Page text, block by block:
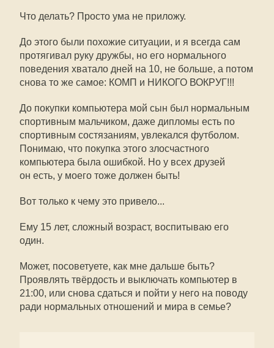
Что делать? Просто ума не приложу.
До этого были похожие ситуации, и я всегда сам
протягивал руку дружбы, но его нормального
поведения хватало дней на 10, не больше, а потом
снова то же самое: КОМП и НИКОГО ВОКРУГ!!!
До покупки компьютера мой сын был нормальным
спортивным мальчиком, даже дипломы есть по
спортивным состязаниям, увлекался футболом.
Понимаю, что покупка этого злосчастного
компьютера была ошибкой. Но у всех друзей
он есть, у моего тоже должен быть!
Вот только к чему это привело...
Ему 15 лет, сложный возраст, воспитываю его
один.
Может, посоветуете, как мне дальше быть?
Проявлять твёрдость и выключать компьютер в
21:00, или снова сдаться и пойти у него на поводу
ради нормальных отношений и мира в семье?